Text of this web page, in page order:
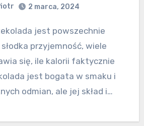
2 marca, 2024
przyjemność, wiele
się, ile kalorii faktycznie
jest bogata w smaku i
odmian, ale jej skład i…